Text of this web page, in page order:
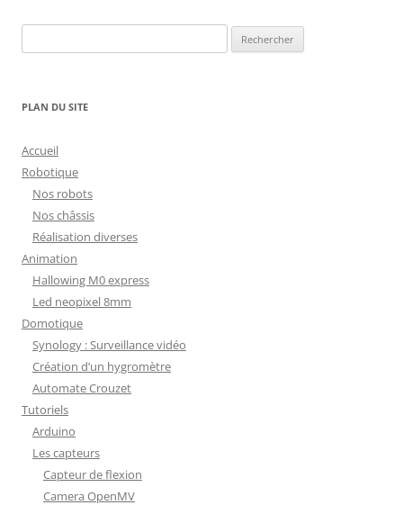
PLAN DU SITE
Accueil
Robotique
Nos robots
Nos châssis
Réalisation diverses
Animation
Hallowing M0 express
Led neopixel 8mm
Domotique
Synology : Surveillance vidéo
Création d’un hygromètre
Automate Crouzet
Tutoriels
Arduino
Les capteurs
Capteur de flexion
Camera OpenMV